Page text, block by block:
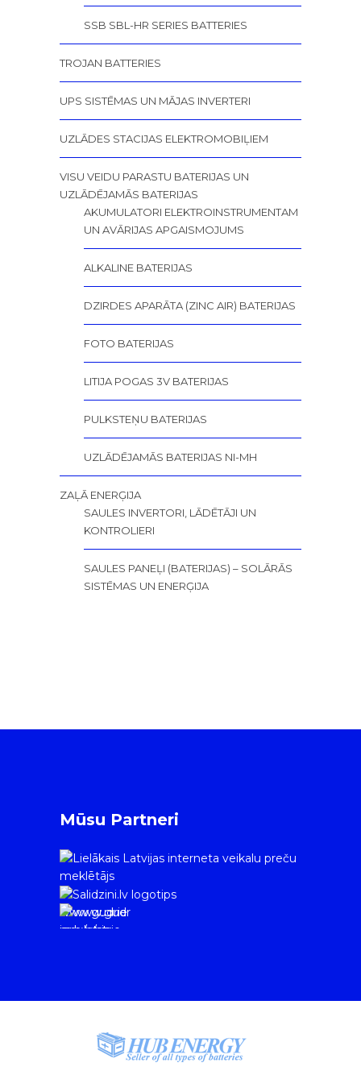
SSB SBL-HR SERIES BATTERIES
TROJAN BATTERIES
UPS SISTĒMAS UN MĀJAS INVERTERI
UZLĀDES STACIJAS ELEKTROMOBIĻIEM
VISU VEIDU PARASTU BATERIJAS UN
UZLĀDĒJAMĀS BATERIJAS
AKUMULATORI ELEKTROINSTRUMENTAM
UN AVĀRIJAS APGAISMOJUMS
ALKALINE BATERIJAS
DZIRDES APARĀTA (ZINC AIR) BATERIJAS
FOTO BATERIJAS
LITIJA POGAS 3V BATERIJAS
PULKSTEŅU BATERIJAS
UZLĀDĒJAMĀS BATERIJAS NI-MH
ZAĻĀ ENERĢIJA
SAULES INVERTORI, LĀDĒTĀJI UN
KONTROLIERI
SAULES PANEĻI (BATERIJAS) – SOLĀRĀS
SISTĒMAS UN ENERĢIJA
Mūsu Partneri
www.gudrie
m.lv/atrie-